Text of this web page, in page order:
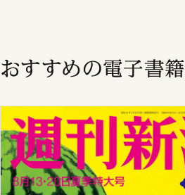
おすすめの電子書籍